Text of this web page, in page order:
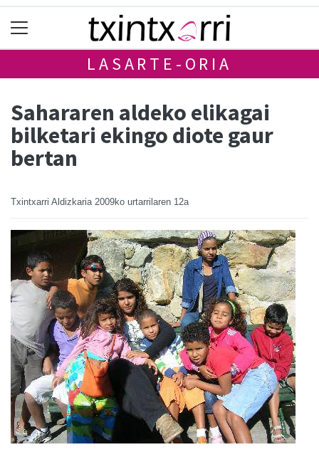
LASARTE-ORIA
Sahararen aldeko elikagai
bilketari ekingo diote gaur
bertan
Txintxarri Aldizkaria 2009ko urtarrilaren 12a